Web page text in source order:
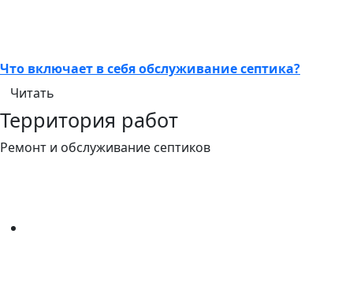
Что включает в себя обслуживание септика?
Читать
Территория работ
Ремонт и обслуживание септиков